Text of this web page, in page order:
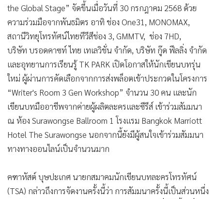
the Global Stage” จัดขึ้นเมื่อวันที่ 30 กรกฎาคม 2568 ด้วย
ความร่วมมือจากพันธมิตร อาทิ ช่อง One31, MONOMAX,
สถานีวิทยุโทรทัศน์ไทยทีวีสีช่อง 3, GMMTV, ช่อง 7HD,
บริษัท บรอดคาซท์ ไทย เทเลวิชั่น จำกัด, บริษัท กู๊ด ฟีลลิ่ง จำกัด
และอุทยานการเรียนรู้ TK PARK เปิดโอกาสให้นักเขียนบทรุ่น
ใหม่ ผู้ผ่านการคัดเลือกจากการส่งพล็อตเข้าประกวดในโครงการ
“Writer's Room 3 Gen Workshop” จำนวน 30 คน และนัก
เขียนบทมืออาชีพจากค่ายผู้ผลิตละครและซีรีส์ เข้าร่วมสัมมนา
ณ ห้อง Surawongse Ballroom 1 โรงแรม Bangkok Marriott
Hotel The Surawongse นอกจากนี้ยังมีผู้สนใจเข้าร่วมสัมมนา
ทางทางออนไลน์เป็นจำนวนมาก
คฑาหัสต์ บุษปะเกศ นายกสมาคมนักเขียนบทละครโทรทัศน์
(TSA) กล่าวถึงการจัดงานครั้งนี้ว่า การสัมมนาครั้งนี้เป็นส่วนหนึ่ง